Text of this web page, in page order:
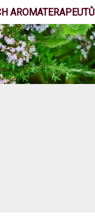
AROMATERAPEUTŮ